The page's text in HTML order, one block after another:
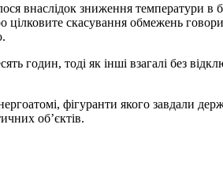
внаслідок зниження температури в
скасування обмежень
годин, тоді як інші взагалі без
фігуранти якого завдали
об’єктів.